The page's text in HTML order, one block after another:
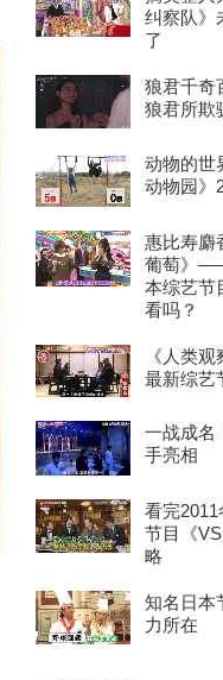
纠察队》
了
狼君千奇
狼君所欺
动物的世
动物园》
惠比寿麝
葡萄》
本综艺节
看吗？
《人类
最新综艺
一战成名
手亮相
看完
节目《
略
知名日本
力所在